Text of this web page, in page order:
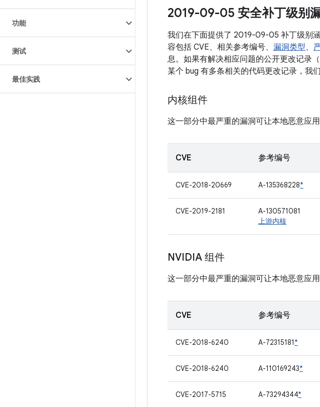
功能
测试
最佳实践
2019-09-05 安全补丁级别
我们在下面提供了 2019-09-05 补丁级别
容包括 CVE、相关参考编号、 漏洞类型、
息。如果有解决相应问题的公开更改记录
某个 bug 有多条相关的代码更改记录，我
内核组件
这一部分中最严重的漏洞可让本地恶意应
CVE 参考编号
CVE-2018-20669 A-135368228*
CVE-2019-2181
A-130571081
上游内核
NVIDIA 组件
这一部分中最严重的漏洞可让本地恶意应
CVE 参考编号
CVE-2018-6240 A-72315181*
CVE-2018-6240 A-110169243*
CVE-2017-5715 A-73294344*